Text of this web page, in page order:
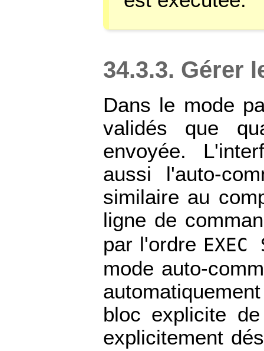
34.3.3. Gérer
Dans le mode
validés que
envoyée.
aussi l'auto-
similaire au
ligne de
par l'ordre EXEC
mode auto-
bloc explicite
explicitement